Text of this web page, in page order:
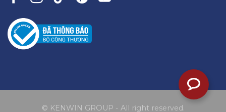
© KENWIN GROUP - All right reserved.